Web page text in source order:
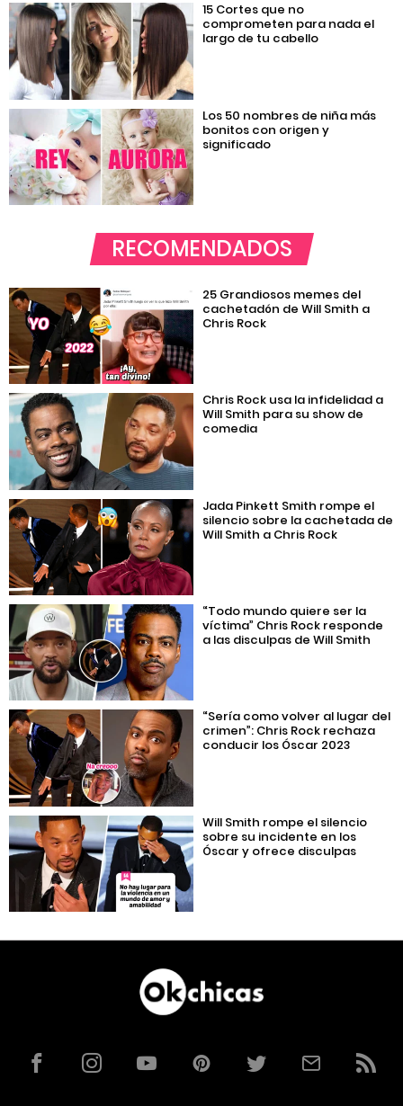
15 Cortes que no
comprometen para nada el
largo de tu cabello
Los 50 nombres de niña más
bonitos con origen y
significado
RECOMENDADOS
25 Grandiosos memes del
cachetadón de Will Smith a
Chris Rock
Chris Rock usa la infidelidad a
Will Smith para su show de
comedia
Jada Pinkett Smith rompe el
silencio sobre la cachetada de
Will Smith a Chris Rock
“Todo mundo quiere ser la
víctima” Chris Rock responde
a las disculpas de Will Smith
“Sería como volver al lugar del
crimen”: Chris Rock rechaza
conducir los Óscar 2023
Will Smith rompe el silencio
sobre su incidente en los
Óscar y ofrece disculpas
FacebookInstagramYouTubePinterestTwitterCorreoRSS